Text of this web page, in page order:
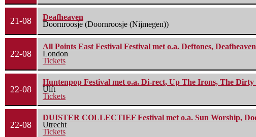
21-08
Deafheaven
Doornroosje (Doornroosje (Nijmegen))
22-08
All Points East Festival Festival met o.a. Deftones, Deafheaven
London
Tickets
22-08
Huntenpop Festival met o.a. Di-rect, Up The Irons, The Dirty
Ulft
Tickets
22-08
DUISTER COLLECTIEF Festival met o.a. Sun Worship,
Utrecht
Tickets